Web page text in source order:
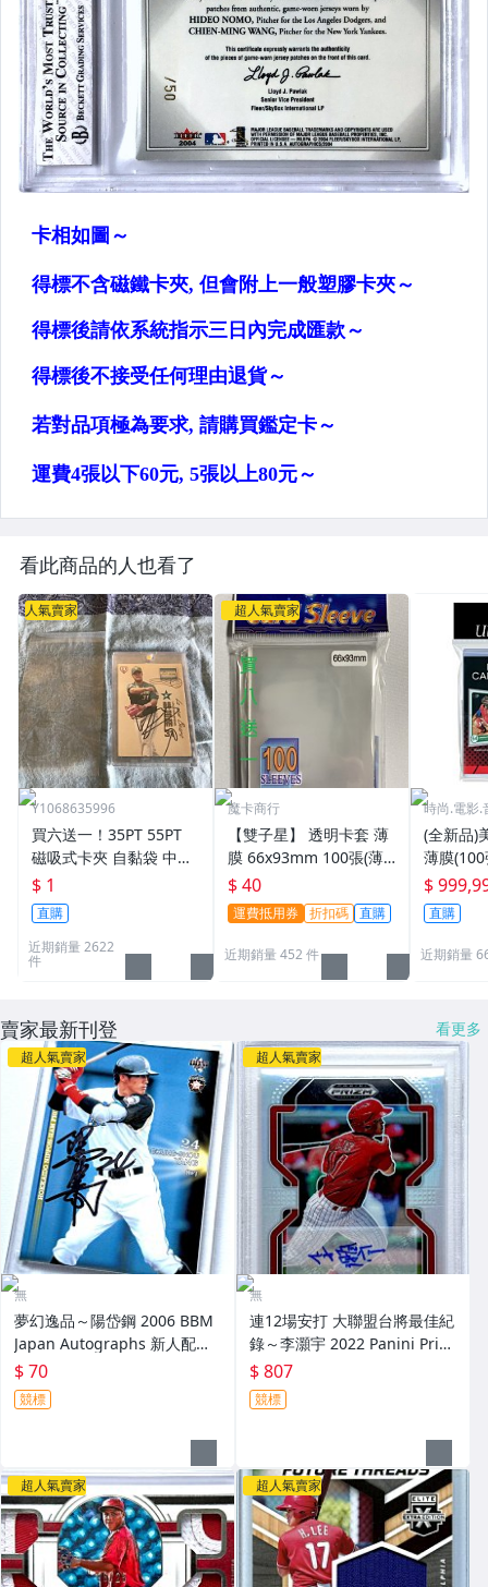
看此商品的人也看了
人氣賣家
Y1068635996
買六送一！35PT 55PT
磁吸式卡夾 自黏袋 中華
職棒球員卡 遊戲王 寶可
夢PTCG 漫威 ultra pro
可用
$ 1
直購
近期銷量 2622
件
超人氣賣家
魔卡商行
【雙子星】 透明卡套 薄
膜 66x93mm 100張(薄)
適用 BBM MLB Topps C
PBL 球員卡
$ 40
運費抵用券 折扣碼 直購
近期銷量 452 件
時尚.電影.
(全新品)
薄膜
次到貨
$
直購
近期銷量
賣家最新刊登 看更多
超人氣賣家
無
夢幻逸品～陽岱鋼 2006 BBM
Japan Autographs 新人配布
簽名卡 加蓋BBM鋼印 RC～
$ 70
競標
超人氣賣家
無
連12場安打 大聯盟台將最佳紀
錄～李灝宇 2022 Panini Priz
m Draft Picks 亮面新人簽名鑑
定卡 RC PSA 9～
$ 807
競標
超人氣賣家 超人氣賣家